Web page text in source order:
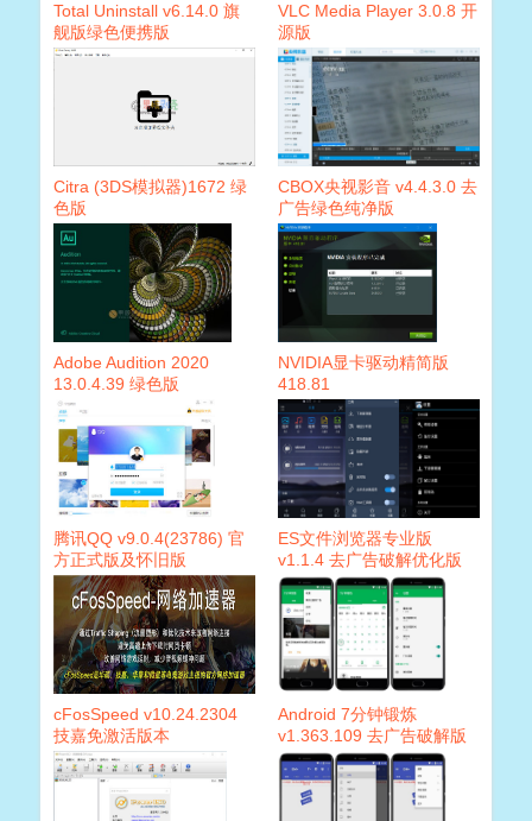
Total Uninstall v6.14.0 旗
舰版绿色便携版
VLC Media Player 3.0.8 开
源版
Citra (3DS模拟器)1672 绿
色版
CBOX央视影音 v4.4.3.0 去
广告绿色纯净版
Adobe Audition 2020
13.0.4.39 绿色版
NVIDIA显卡驱动精简版
418.81
腾讯QQ v9.0.4(23786) 官
方正式版及怀旧版
ES文件浏览器专业版
v1.1.4 去广告破解优化版
cFosSpeed v10.24.2304
技嘉免激活版本
Android 7分钟锻炼
v1.363.109 去广告破解版